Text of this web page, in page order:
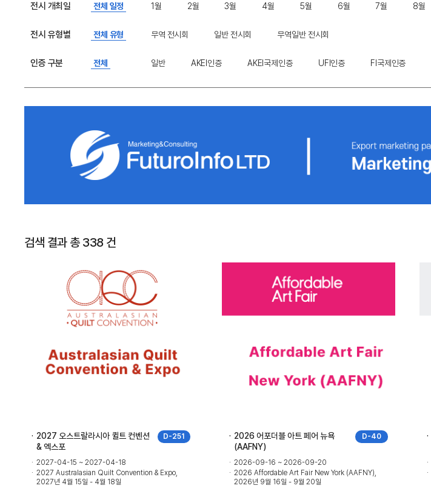
전시 개최일 전체 일정 1월 2월 3월 4월 5월 6월 7월 8월
전시 유형별 전체 유형 무역 전시회 일반 전시회 무역일반 전시회
인증 구분 전체 일반 AKEI인증 AKEI국제인증 UFI인증 FI국제인증
검색 결과 총 338 건
D-251
2027 오스트랄라시아 퀼트 컨벤션
& 엑스포
2027-04-15 ~ 2027-04-18
2027 Australasian Quilt Convention & Expo,
2027년 4월 15일 - 4월 18일
D-40
2026 어포더블 아트 페어 뉴욕
(AAFNY)
2026-09-16 ~ 2026-09-20
2026 Affordable Art Fair New York (AAFNY),
2026년 9월 16일 - 9월 20일